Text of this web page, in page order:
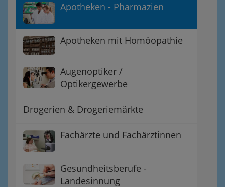
Apotheken - Pharmazien
Apotheken mit Homöopathie
Augenoptiker /
Optikergewerbe
Drogerien & Drogeriemärkte
Fachärzte und Fachärztinnen
Gesundheitsberufe -
Landesinnung